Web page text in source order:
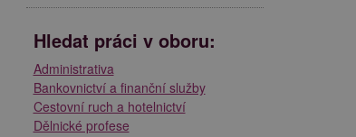
Hledat práci v oboru:
Administrativa
Bankovnictví a finanční služby
Cestovní ruch a hotelnictví
Dělnické profese